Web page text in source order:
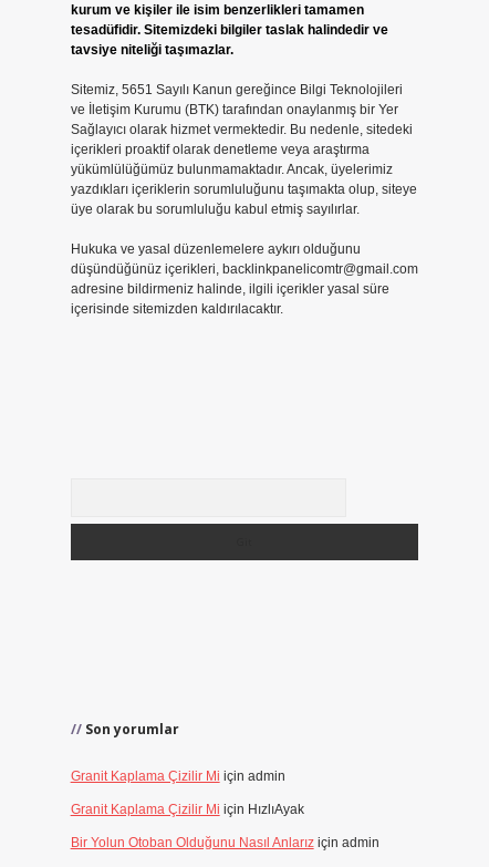
kurum ve kişiler ile isim benzerlikleri tamamen
tesadüfidir. Sitemizdeki bilgiler taslak halindedir ve
tavsiye niteliği taşımazlar.
Sitemiz, 5651 Sayılı Kanun gereğince Bilgi Teknolojileri
ve İletişim Kurumu (BTK) tarafından onaylanmış bir Yer
Sağlayıcı olarak hizmet vermektedir. Bu nedenle, sitedeki
içerikleri proaktif olarak denetleme veya araştırma
yükümlülüğümüz bulunmamaktadır. Ancak, üyelerimiz
yazdıkları içeriklerin sorumluluğunu taşımakta olup, siteye
üye olarak bu sorumluluğu kabul etmiş sayılırlar.
Hukuka ve yasal düzenlemelere aykırı olduğunu
düşündüğünüz içerikleri, backlinkpanelicomtr@gmail.com
adresine bildirmeniz halinde, ilgili içerikler yasal süre
içerisinde sitemizden kaldırılacaktır.
Son yorumlar
Granit Kaplama Çizilir Mi için admin
Granit Kaplama Çizilir Mi için HızlıAyak
Bir Yolun Otoban Olduğunu Nasıl Anlarıziçin admin